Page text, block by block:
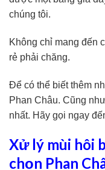
chúng tôi.
Không chỉ mang đến
rẻ phải chăng.
Để có thể biết thêm
Phan Châu. Cũng
nhất. Hãy gọi ngay
Xử lý mùi hôi
chọn Phan